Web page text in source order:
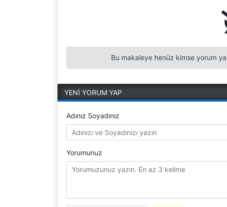
Bu makaleye henüz kimse yorum
YENİ YORUM YAP
Adınız Soyadınız
Yorumunuz